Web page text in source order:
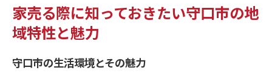
家売る際に知っておきたい守口市の地
域特性と魅力
守口市の生活環境とその魅力